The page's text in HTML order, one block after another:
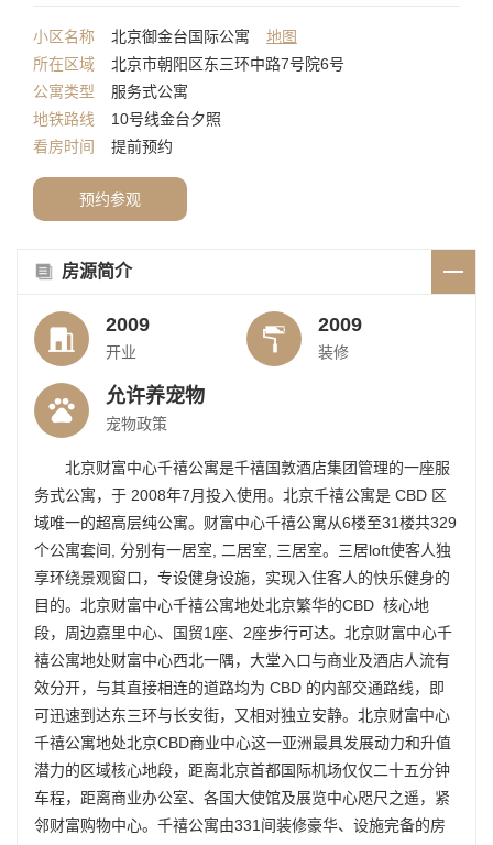
小区名称 北京御金台国际公寓
地图
所在区域
北京市朝阳区东三环中路7号院6号
公寓类型
服务式公寓
地铁路线
10号线金台夕照
看房时间
提前预约
预约参观
房源简介
2009
开业
2009
装修
允许养宠物
宠物政策
北京财富中心千禧公寓是千禧国敦酒店集团管理的一座服
务式公寓，于 2008年7月投入使用。北京千禧公寓是 CBD 区
域唯一的超高层纯公寓。 财富中心千禧公寓从6楼至31楼共329
个公寓套间, 分别有一居室, 二居室, 三居室。三居loft使客人独
享环绕景观窗口，专设健身设施，实现入住客人的快乐健身的
目的。北京财富中心千禧公寓地处北京繁华的CBD 核心地
段，周边嘉里中心、国贸1座、2座步行可达。北京财富中心千
禧公寓地处财富中心西北一隅，大堂入口与商业及酒店人流有
效分开，与其直接相连的道路均为 CBD 的内部交通路线，即
可迅速到达东三环与长安街，又相对独立安静。北京财富中心
千禧公寓地处北京CBD商业中心这一亚洲最具发展动力和升值
潜力的区域核心地段，距离北京首都国际机场仅仅二十五分钟
车程，距离商业办公室、各国大使馆及展览中心咫尺之遥，紧
邻财富购物中心。千禧公寓由331间装修豪华、设施完备的房